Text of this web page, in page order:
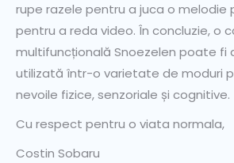
rupe razele pentru a juca o melodie
pentru a reda video. În concluzie, o
multifuncțională Snoezelen poate fi
utilizată într-o varietate de moduri
nevoile fizice, senzoriale și cognitive.
Cu respect pentru o viata normala,
Costin Sobaru